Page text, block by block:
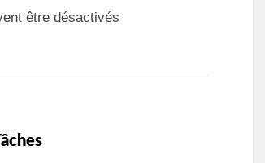
être désactivés